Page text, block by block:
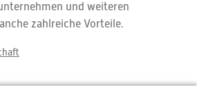
und weiteren
zahlreiche Vorteile.